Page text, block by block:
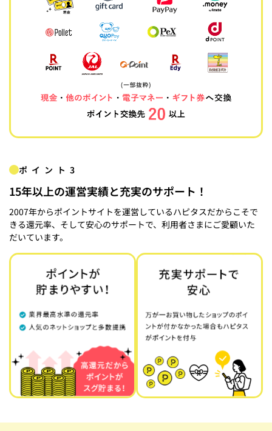
ポイント3
15年以上の運営実績と充実のサポート！
2007年からポイントサイトを運営しているハピタスだからこそで
きる還元率、そして安心のサポートで、利用者さまにご愛顧いた
だいています。